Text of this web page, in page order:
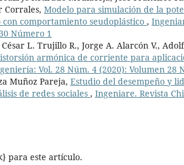
Corrales, Modelo para simulación de la
comportamiento seudoplástico ,
Número 1
L. Trujillo R., Jorge A. Alarcón V.,
armónica de corriente para
Vol. 28 Núm. 4 (2020): Volumen 28
Muñoz Pareja, Estudio del desempeño y
de redes sociales , Ingeniare. Revista
para este artículo.